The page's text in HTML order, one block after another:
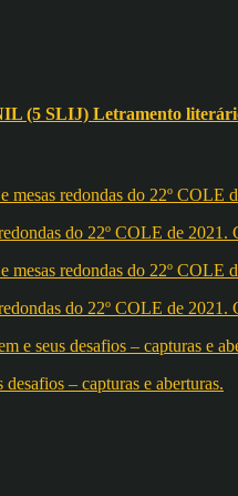
(5 SLIJ) Letramento
redondas do 22º COLE de
redondas do 22º COLE de
– capturas e aberturas.